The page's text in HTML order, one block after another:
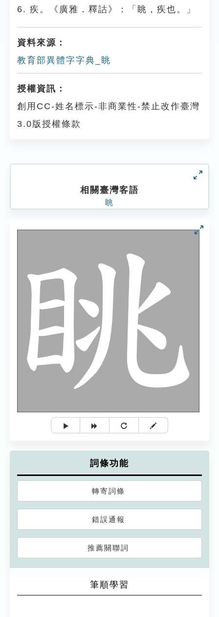
6. 疾。《廣雅．釋詁》：「眺，疾也。」
資料來源：
教育部異體字字典_眺
授權資訊：
創用CC-姓名標示-非商業性-禁止改作臺灣
3.0版授權條款
相關臺灣客語
眺
詞條功能
轉寄詞條
錯誤通報
推薦關聯詞
筆順學習